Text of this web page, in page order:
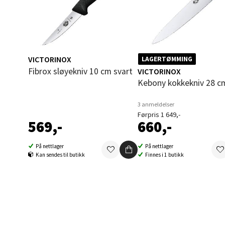
VICTORINOX
Fibrox sløyekniv 10 cm svart
569,-
På nettlager
Kan sendes til butikk
LAGERTØMMING
VICTORINOX
Kebony kokkekniv 28
3 anmeldelser
Førpris 1 649,-
660,-
På nettlager
Finnes i 1 butikk
Mo